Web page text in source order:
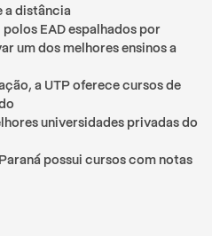
a distância
EAD espalhados por
um dos melhores ensinos a
a UTP oferece cursos de
universidades privadas do
possui cursos com notas